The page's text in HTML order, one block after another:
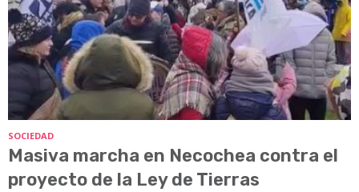
SOCIEDAD
Masiva marcha en Necochea contra el
proyecto de la Ley de Tierras